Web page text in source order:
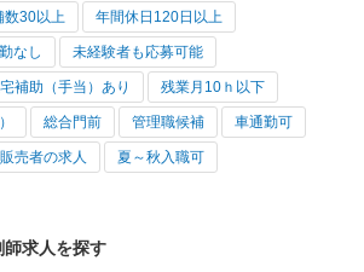
数30以上 年間休日120日以上
なし 未経験者も応募可能
補助（手当）あり 残業月10ｈ以下
総合門前 管理職候補 車通勤可
売者の求人 夏～秋入職可
求人を探す